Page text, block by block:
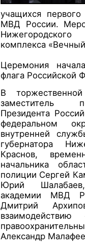
учащихся
МВД России.
комплекса
Церемония
флага Российской
В
заместитель
Президента
федеральном
внутренней
губернатора
Краснов,
начальника
полиции Сергей
Юрий
академии МВД
Дмитрий
Александр